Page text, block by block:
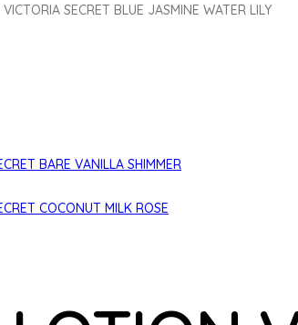
SECRET BLUE JASMINE WATER LILY
BARE VANILLA SHIMMER
COCONUT MILK ROSE